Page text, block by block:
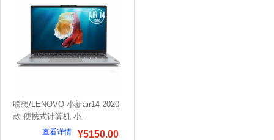
联想/LENOVO 小新air14 2020
款 便携式计算机 小...
¥5150.00
查看详情